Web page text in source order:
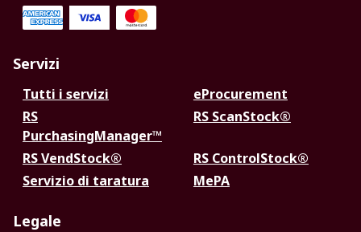
Servizi
Tutti i servizi
eProcurement
RS
PurchasingManager™
RS ScanStock®
RS VendStock®
RS ControlStock®
Servizio di taratura
MePA
Legale